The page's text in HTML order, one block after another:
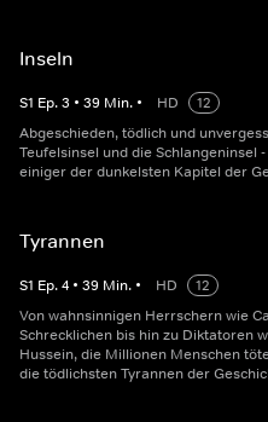
Inseln
S1 Ep.3 • 39 Min. • HD
12
Abgeschieden, tödlich und
Teufelsinsel und die Schlangeninsel
einiger der dunkelsten Kapitel der
Tyrannen
S1 Ep.4 • 39 Min. • HD
12
Von wahnsinnigen Herrschern wie
Schrecklichen bis hin zu Diktatoren
Hussein, die Millionen Menschen
die tödlichsten Tyrannen der